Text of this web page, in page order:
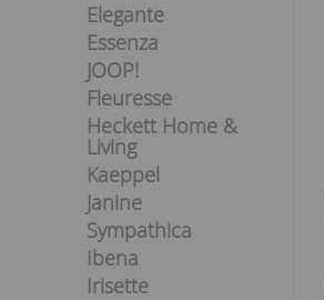
Elegante
Essenza
JOOP!
Fleuresse
Heckett Home &
Living
Kaeppel
Janine
Sympathica
Ibena
Irisette